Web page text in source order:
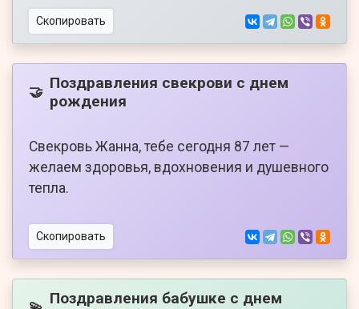
Скопировать
🤝 Поздравления свекрови с днем
рождения
Свекровь Жанна, тебе сегодня 87 лет —
желаем здоровья, вдохновения и душевного
тепла.
Скопировать
Поздравления бабушке с днем